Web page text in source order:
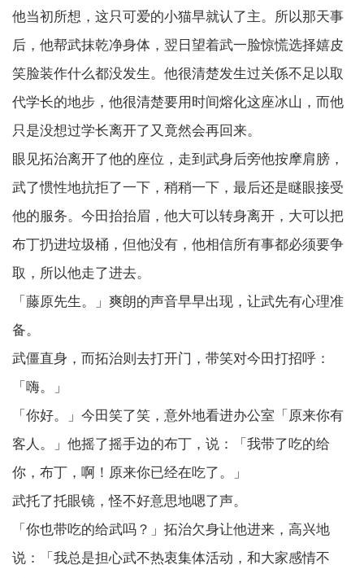
他当初所想，这只可爱的小猫早就认了主。所以那天事
后，他帮武抹乾净身体，翌日望着武一脸惊慌选择嬉皮
笑脸装作什么都没发生。他很清楚发生过关係不足以取
代学长的地步，他很清楚要用时间熔化这座冰山，而他
只是没想过学长离开了又竟然会再回来。
眼见拓治离开了他的座位，走到武身后旁他按摩肩膀，
武了惯性地抗拒了一下，稍稍一下，最后还是瞇眼接受
他的服务。今田抬抬眉，他大可以转身离开，大可以把
布丁扔进垃圾桶，但他没有，他相信所有事都必须要争
取，所以他走了进去。
「藤原先生。」爽朗的声音早早出现，让武先有心理准
备。
武僵直身，而拓治则去打开门，带笑对今田打招呼：
「嗨。」
「你好。」今田笑了笑，意外地看进办公室「原来你有
客人。」他摇了摇手边的布丁，说：「我带了吃的给
你，布丁，啊！原来你已经在吃了。」
武托了托眼镜，怪不好意思地嗯了声。
「你也带吃的给武吗？」拓治欠身让他进来，高兴地
说：「我总是担心武不热衷集体活动，和大家感情不